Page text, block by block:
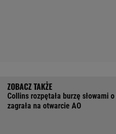
Collins rozpętała burzę słowami
zagrała na otwarcie AO